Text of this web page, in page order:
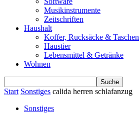
Musikinstrumente
Zeitschriften
Haushalt
Koffer, Rucksäcke & Taschen
Haustier
Lebensmittel & Getränke
Wohnen
Start Sonstiges calida herren schlafanzug
Sonstiges